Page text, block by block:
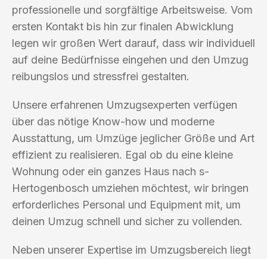
professionelle und sorgfältige Arbeitsweise. Vom
ersten Kontakt bis hin zur finalen Abwicklung
legen wir großen Wert darauf, dass wir individuell
auf deine Bedürfnisse eingehen und den Umzug
reibungslos und stressfrei gestalten.
Unsere erfahrenen Umzugsexperten verfügen
über das nötige Know-how und moderne
Ausstattung, um Umzüge jeglicher Größe und Art
effizient zu realisieren. Egal ob du eine kleine
Wohnung oder ein ganzes Haus nach s-
Hertogenbosch umziehen möchtest, wir bringen
erforderliches Personal und Equipment mit, um
deinen Umzug schnell und sicher zu vollenden.
Neben unserer Expertise im Umzugsbereich liegt